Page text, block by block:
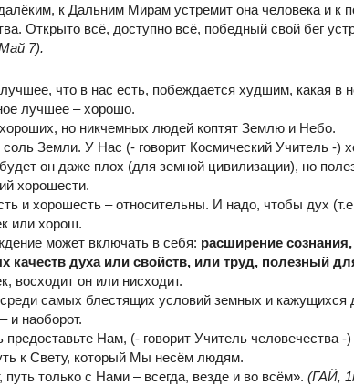
к Дальним Мирам устремит она человека и к
Открыто всё, доступно всё, победный свой бег
7).
что в нас есть, побеждается худшим, какая в
лучшее – хорошо.
но никчемных людей коптят Землю и Небо.
Земли. У Нас (- говорит Космический Учитель -)
он даже плох (для земной цивилизации), но
хорошести.
и хорошесть – относительны. И надо, чтобы дух
или хорош.
может включать в себя: расширение
качеств духа или свойств, или труд, полезный
восходит он или нисходит.
самых блестящих условий земных и кажущихся
и наоборот.
предоставьте Нам, (- говорит Учитель
к Свету, который Мы несём людям.
путь только с Нами – всегда, везде и во всём». (ГАЙ,